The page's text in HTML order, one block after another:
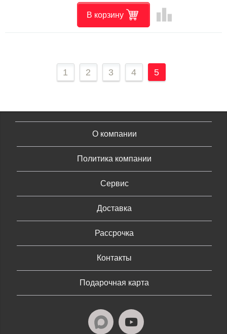
В корзину leaderboard
1 2 3 4 5
О компании
Политика компании
Сервис
Доставка
Рассрочка
Контакты
Подарочная карта